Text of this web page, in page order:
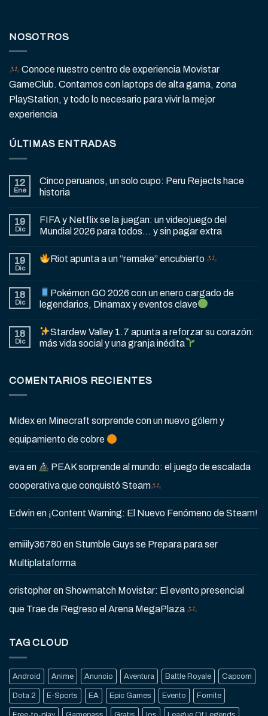
NOSOTROS
Conoce nuestro centro de experiencia Movistar
GameClub. Contamos con laptops de alta gama, zona
PlayStation, y todo lo necesario para vivir la mejor
experiencia
ÚLTIMAS ENTRADAS
12
Ene
Cinco peruanos, un solo cupo: Peru Rejects hace
historia
19
Dic
FIFA y Netflix se la juegan: un videojuego del
Mundial 2026 para todos… y sin pagar extra
19
Dic
Riot apunta a un “remake” encubierto
18
Dic
Pokémon GO 2026 con un enero cargado de
legendarios, Dinamax y eventos clave
18
Dic
Stardew Valley 1.7 apunta a reforzar su corazón:
más vida social y una granja inédita
COMENTARIOS RECIENTES
Midexen Minecraft sorprende con un nuevo gólem y
equipamiento de cobre
evaen
PEAK sorprende al mundo: el juego de escalada
cooperativa que conquistó Steam
Edwinen ¡Content Warning: El Nuevo Fenómeno de Steam!
emiiily36780enStumble Guys se Prepara para ser
Multiplataforma
cristopherenShowmatch Movistar: El evento presencial
que Trae de Regreso el Arena MegaPlaza
TAG CLOUD
Android Anime Anuncio Aventura Battle Royale Capcom
Dota 2 E-Sports EA Epic Games Evento Fornite